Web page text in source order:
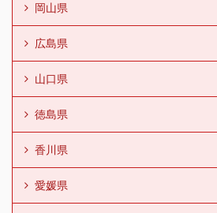
岡山県
広島県
山口県
徳島県
香川県
愛媛県